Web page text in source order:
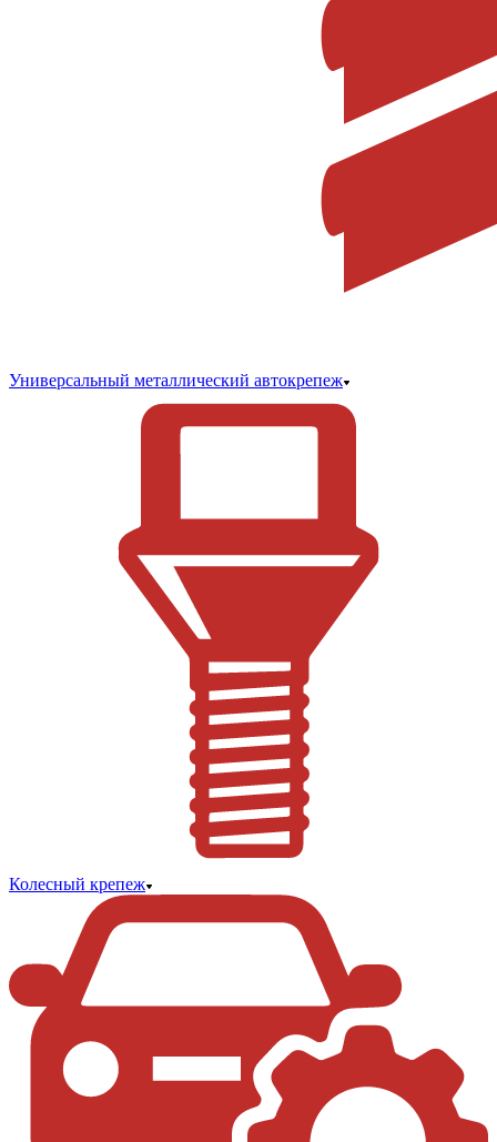
Универсальный металлический автокрепеж
Колесный крепеж